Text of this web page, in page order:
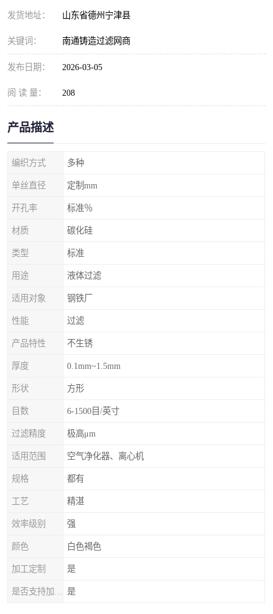
发货地址： 山东省德州宁津县
关键词： 南通铸造过滤网商
发布日期： 2026-03-05
阅 读 量： 208
产品描述
编织方式 多种
单丝直径 定制mm
开孔率 标准％
材质 碳化硅
类型 标准
用途 液体过滤
适用对象 钢铁厂
性能 过滤
产品特性 不生锈
厚度 0.1mm~1.5mm
形状 方形
目数 6-1500目/英寸
过滤精度 极高μm
适用范围 空气净化器、离心机
规格 都有
工艺 精湛
效率级别 强
颜色 白色褐色
加工定制 是
是